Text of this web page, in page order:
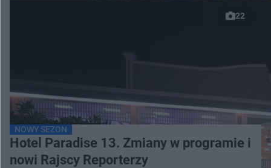
22
NOWY SEZON
Hotel Paradise 13. Zmiany w programie i
nowi Rajscy Reporterzy